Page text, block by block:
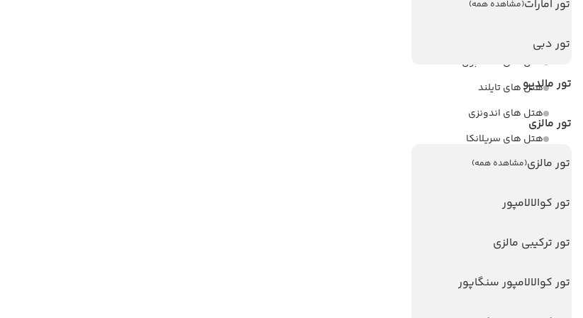
تور امارات(مشاهده همه)
تور دبی
تور مالدیو
تور مالزی
تور مالزی(مشاهده همه)
تور کوالالامپور
تور ترکیبی مالزی
تور کوالالامپور سنگاپور
هتل های پر بازدید
هتل های استانبول
هتل های تایلند
هتل های اندونزی
هتل های سریلانکا
تور استانبول
تور بالی